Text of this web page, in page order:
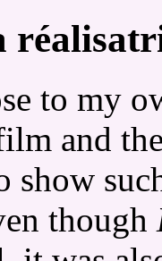
to my
and
show
though